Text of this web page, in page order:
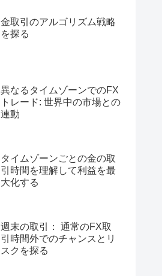
金取引のアルゴリズム戦略
を探る
異なるタイムゾーンでのFX
トレード: 世界中の市場との
連動
タイムゾーンごとの金の取
引時間を理解して利益を最
大化する
週末の取引： 通常のFX取
引時間外でのチャンスとリ
スクを探る